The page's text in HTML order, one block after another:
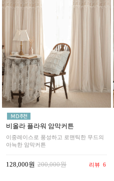
비올라 플라워 암막커튼
이중레이스로 풍성하고 로맨틱한 무드의
아늑한 암막커튼
128,000원 200,000원 리뷰 6